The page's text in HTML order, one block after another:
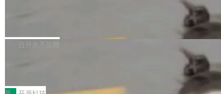
个主 agent 循环，外加一组后台 agent。这些后
库，并将作为transport接入Mooncake TENT。
MPComm将作为一种传输引擎接入Mooncake T
白开水不加糖
型案例入选名单》，深信服“面向企业研发场景的